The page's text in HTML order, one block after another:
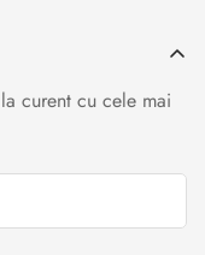
curent cu cele mai